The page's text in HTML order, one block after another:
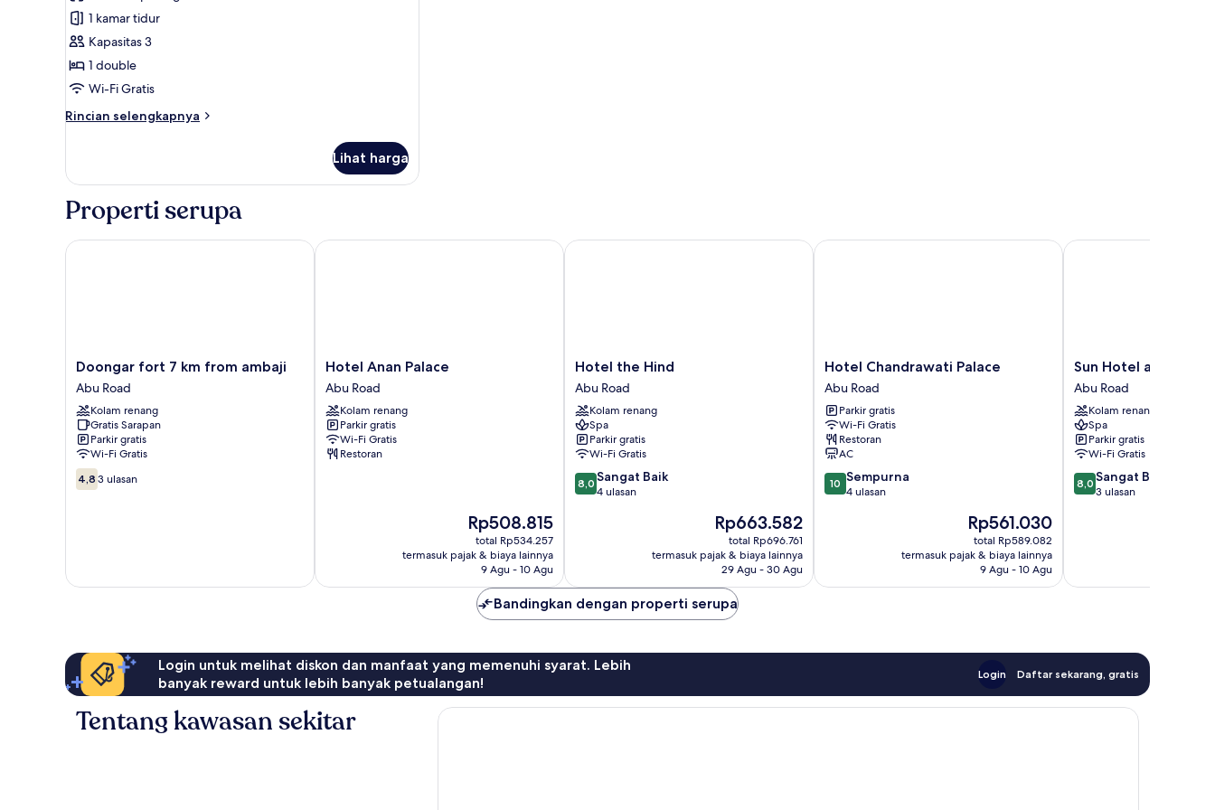
Kamar
Eksekutif
1 kamar tidur
Kapasitas 3
1 double
Wi-Fi Gratis
Rincian selengkapnya
Rincian
Kamar
Lihat harga
Properti serupa
Doongar
fort
7
km
from
ambaji
Abu
Road
Doongar fort 7 km from ambaji
Abu Road
Kolam renang
Gratis Sarapan
Parkir gratis
Wi-Fi Gratis
4.8
dari
4,8 3 ulasan
Doongar fort 7 km from ambaji
Hotel
Anan
Palace
Abu
Road
Hotel Anan Palace
Abu Road
Kolam renang
Parkir gratis
Wi-Fi Gratis
Restoran
Harga
sekarang
Rp508.815
Rp508.815
total Rp534.257
termasuk pajak & biaya lainnya
9 Agu - 10 Agu
Hotel Anan Palace
Hotel
the
Hind
Abu
Road
Hotel the Hind
Abu Road
Kolam renang
Spa
Parkir gratis
Wi-Fi Gratis
8.0
dari
8,0 Sangat Baik
4 ulasan
Harga
sekarang
Rp663.582
Rp663.582
total Rp696.761
termasuk pajak & biaya lainnya
29 Agu - 30 Agu
Hotel the Hind
Hotel
Chandrawati
Palace
Abu
Road
Hotel Chandrawati Palace
Abu Road
Parkir gratis
Wi-Fi Gratis
Restoran
AC
10.0
dari
10 Sempurna
4 ulasan
Harga
sekarang
Rp561.030
Rp561.030
total Rp589.082
termasuk pajak & biaya lainnya
9 Agu - 10 Agu
Hotel Chandrawati Palace
Sun
Hotel
and
Resort
Abu
Road
Sun Hotel and
Abu Road
Kolam renang
Spa
Parkir gratis
Wi-Fi Gratis
8.0
dari
8,0 Sangat Baik
3 ulasan
Sun Hotel and Resort
Bandingkan dengan properti serupa
Login untuk melihat diskon dan manfaat yang memenuhi syarat. Lebih
banyak reward untuk lebih banyak petualangan!
Login Daftar sekarang, gratis
Tentang kawasan sekitar